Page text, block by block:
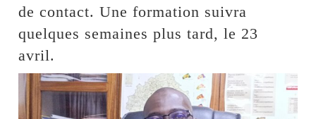
de contact. Une formation suivra
quelques semaines plus tard, le 23
avril.